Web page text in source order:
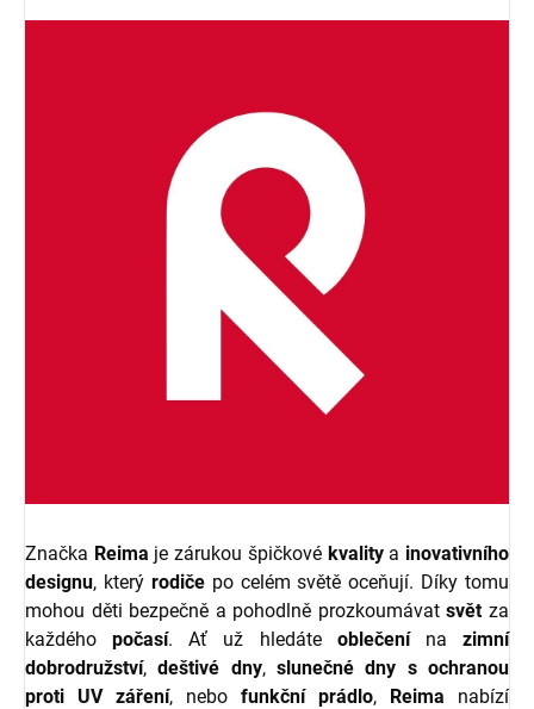
Značka Reima je zárukou špičkové kvalitya inovativního
designu, který rodičepo celém světě oceňují. Díky tomu
mohou děti bezpečně a pohodlně prozkoumávatsvětza
každéhopočasí. Ať už hledáte oblečenínazimní
dobrodružství,deštivé dny,slunečné dny s ochranou
proti UV záření, nebo funkční prádlo, Reima nabízí